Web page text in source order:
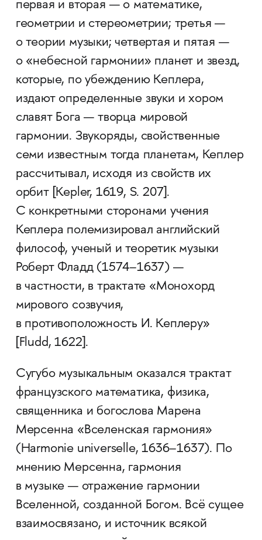
первая и вторая — о математике,
геометрии и стереометрии; третья —
о теории музыки; четвертая и пятая —
о «небесной гармонии» планет и звезд,
которые, по убеждению Кеплера,
издают определенные звуки и хором
славят Бога — творца мировой
гармонии. Звукоряды, свой­ственные
семи известным тогда планетам, Кеплер
рассчитывал, исходя из свой­ств их
орбит [Kepler, 1619, S. 207].
C конкретными сторонами учения
Кеплера полемизировал английский
философ, ученый и теоретик музыки
Роберт Фладд (1574–1637) —
в частности, в трактате «Монохорд
мирового созвучия,
в противоположность И. Кеплеру»
[Fludd, 1622].
Сугубо музыкальным оказался трактат
французского математика, физика,
священника и богослова Марена
Мерсенна «Вселенская гармония»
(Harmonie universelle, 1636–1637). По
мнению Мерсенна, гармония
в музыке — отражение гармонии
Вселенной, созданной Богом. Всё сущее
взаимосвязано, и источник всякой